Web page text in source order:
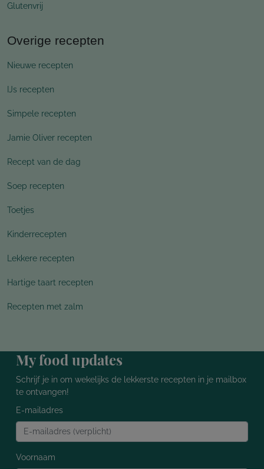
Glutenvrij
Overige recepten
Nieuwe recepten
IJs recepten
Simpele recepten
Jamie Oliver recepten
Recept van de dag
Soep recepten
Toetjes
Kinderrecepten
Lekkere recepten
Hartige taart recepten
Recepten met zalm
My food updates
Schrijf je in om wekelijks de lekkerste recepten in je mailbox
te ontvangen!
E-mailadres
Voornaam